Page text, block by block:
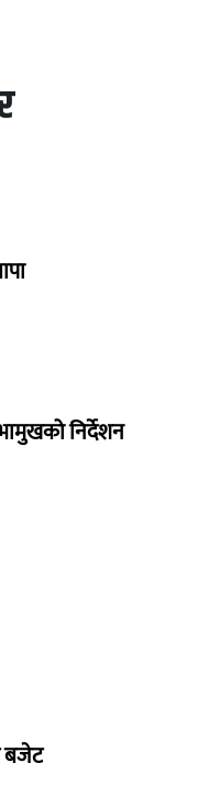
निर्देशन
बजेट